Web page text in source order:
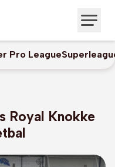
Pro League
Royal Knokke